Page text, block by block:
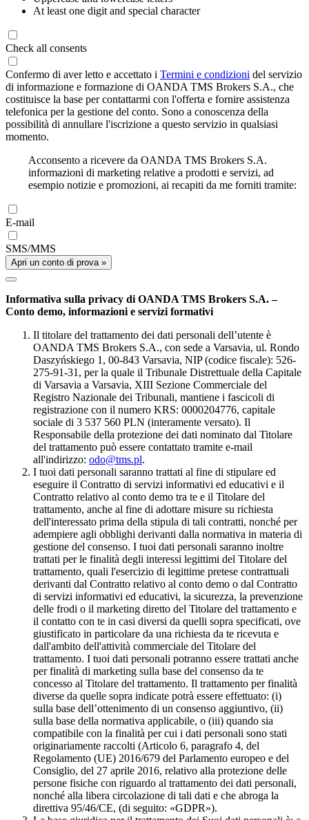
At least one digit and special character
Check all consents
Confermo di aver letto e accettato i Termini e condizioni del servizio
di informazione e formazione di OANDA TMS Brokers S.A., che
costituisce la base per contattarmi con l'offerta e fornire assistenza
telefonica per la gestione del conto. Sono a conoscenza della
possibilità di annullare l'iscrizione a questo servizio in qualsiasi
momento.
Acconsento a ricevere da OANDA TMS Brokers S.A.
informazioni di marketing relative a prodotti e servizi, ad
esempio notizie e promozioni, ai recapiti da me forniti tramite:
E-mail
SMS/MMS
Apri un conto di prova »
Informativa sulla privacy di OANDA TMS Brokers S.A. –
Conto demo, informazioni e servizi formativi
Il titolare del trattamento dei dati personali dell’utente è
OANDA TMS Brokers S.A., con sede a Varsavia, ul. Rondo
Daszyńskiego 1, 00-843 Varsavia, NIP (codice fiscale): 526-
275-91-31, per la quale il Tribunale Distrettuale della Capitale
di Varsavia a Varsavia, XIII Sezione Commerciale del
Registro Nazionale dei Tribunali, mantiene i fascicoli di
registrazione con il numero KRS: 0000204776, capitale
sociale di 3 537 560 PLN (interamente versato). Il
Responsabile della protezione dei dati nominato dal Titolare
del trattamento può essere contattato tramite e-mail
all'indirizzo: odo@tms.pl.
I tuoi dati personali saranno trattati al fine di stipulare ed
eseguire il Contratto di servizi informativi ed educativi e il
Contratto relativo al conto demo tra te e il Titolare del
trattamento, anche al fine di adottare misure su richiesta
dell'interessato prima della stipula di tali contratti, nonché per
adempiere agli obblighi derivanti dalla normativa in materia di
gestione del consenso. I tuoi dati personali saranno inoltre
trattati per le finalità degli interessi legittimi del Titolare del
trattamento, quali l'esercizio di legittime pretese contrattuali
derivanti dal Contratto relativo al conto demo o dal Contratto
di servizi informativi ed educativi, la sicurezza, la prevenzione
delle frodi o il marketing diretto del Titolare del trattamento e
il contatto con te in casi diversi da quelli sopra specificati, ove
giustificato in particolare da una richiesta da te ricevuta e
dall'ambito dell'attività commerciale del Titolare del
trattamento. I tuoi dati personali potranno essere trattati anche
per finalità di marketing sulla base del consenso da te
concesso al Titolare del trattamento. Il trattamento per finalità
diverse da quelle sopra indicate potrà essere effettuato: (i)
sulla base dell’ottenimento di un consenso aggiuntivo, (ii)
sulla base della normativa applicabile, o (iii) quando sia
compatibile con la finalità per cui i dati personali sono stati
originariamente raccolti (Articolo 6, paragrafo 4, del
Regolamento (UE) 2016/679 del Parlamento europeo e del
Consiglio, del 27 aprile 2016, relativo alla protezione delle
persone fisiche con riguardo al trattamento dei dati personali,
nonché alla libera circolazione di tali dati e che abroga la
direttiva 95/46/CE, (di seguito: «GDPR»).